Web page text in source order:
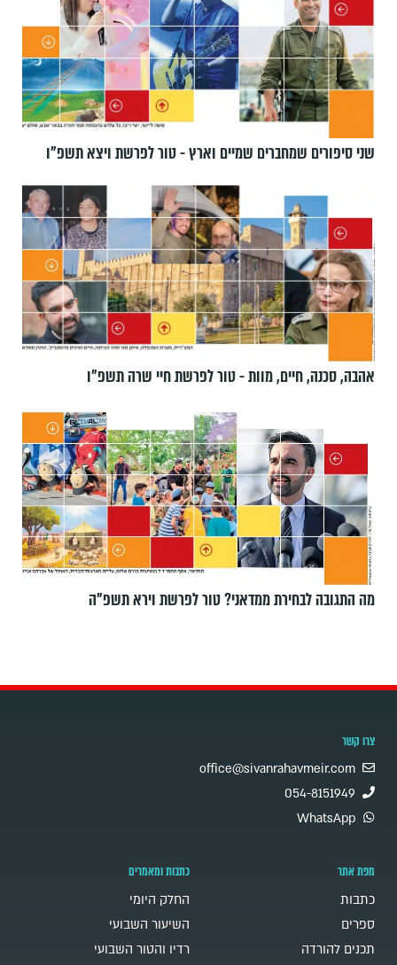
שני סיפורים שמחברים שמיים וארץ - טור לפרשת ויצא תשפ"ו
אהבה, סכנה, חיים, מוות - טור לפרשת חיי שרה תשפ"ו
מה התגובה לבחירת ממדאני? טור לפרשת וירא תשפ"ה
צרו קשר
office@sivanrahavmeir.com
054-8151949
WhatsApp
מפת אתר
כתבות
ספרים
תכנים להורדה
כתבות ומאמרים
החלק היומי
השיעור השבועי
רדיו והטור השבועי